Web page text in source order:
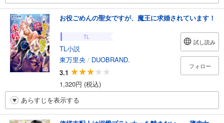
お役ごめんの聖女ですが、魔王に求婚されています！
TL
TL小説
東万里央 / DUOBRAND.
3.1
1,320円 (税込)
試し読み
フォロー
あらすじを表示する